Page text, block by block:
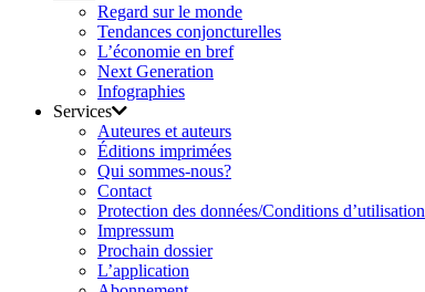
Regard sur le monde
Tendances conjoncturelles
L’économie en bref
Next Generation
Infographies
Services
Auteures et auteurs
Éditions imprimées
Qui sommes-nous?
Contact
Protection des données/Conditions d’utilisation
Impressum
Prochain dossier
L’application